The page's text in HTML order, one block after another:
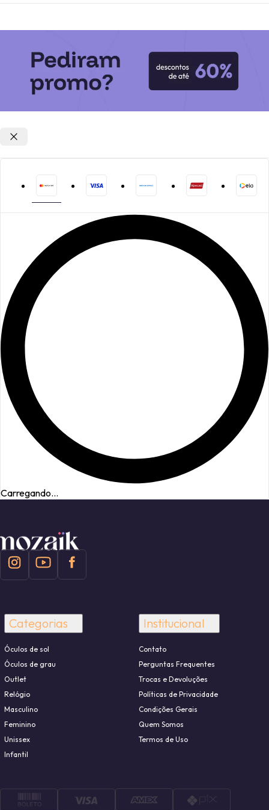
Carregando...
Categorias
Óculos de sol
Óculos de grau
Outlet
Relógio
Masculino
Feminino
Unissex
Infantil
Institucional
Contato
Perguntas Frequentes
Trocas e Devoluções
Políticas de Privacidade
Condições Gerais
Quem Somos
Termos de Uso